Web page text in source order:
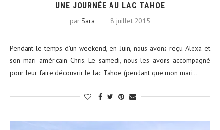
UNE JOURNÉE AU LAC TAHOE
par Sara 8 juillet 2015
Pendant le temps d’un weekend, en Juin, nous avons reçu Alexa et
son mari américain Chris. Le samedi, nous les avons accompagné
pour leur faire découvrir le lac Tahoe (pendant que mon mari…